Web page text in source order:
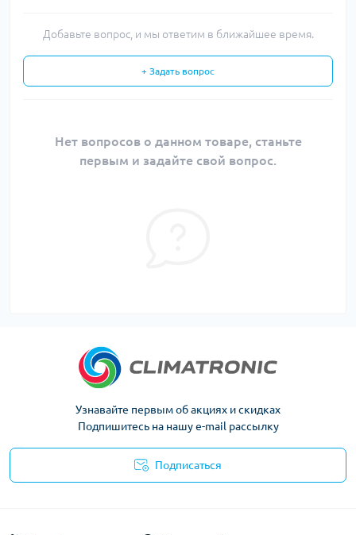
Добавьте вопрос, и мы ответим в ближайшее время.
+ Задать вопрос
Нет вопросов о данном товаре, станьте
первым и задайте свой вопрос.
Узнавайте первым об акциях и скидках
Подпишитесь на нашу e-mail рассылку
Подписаться